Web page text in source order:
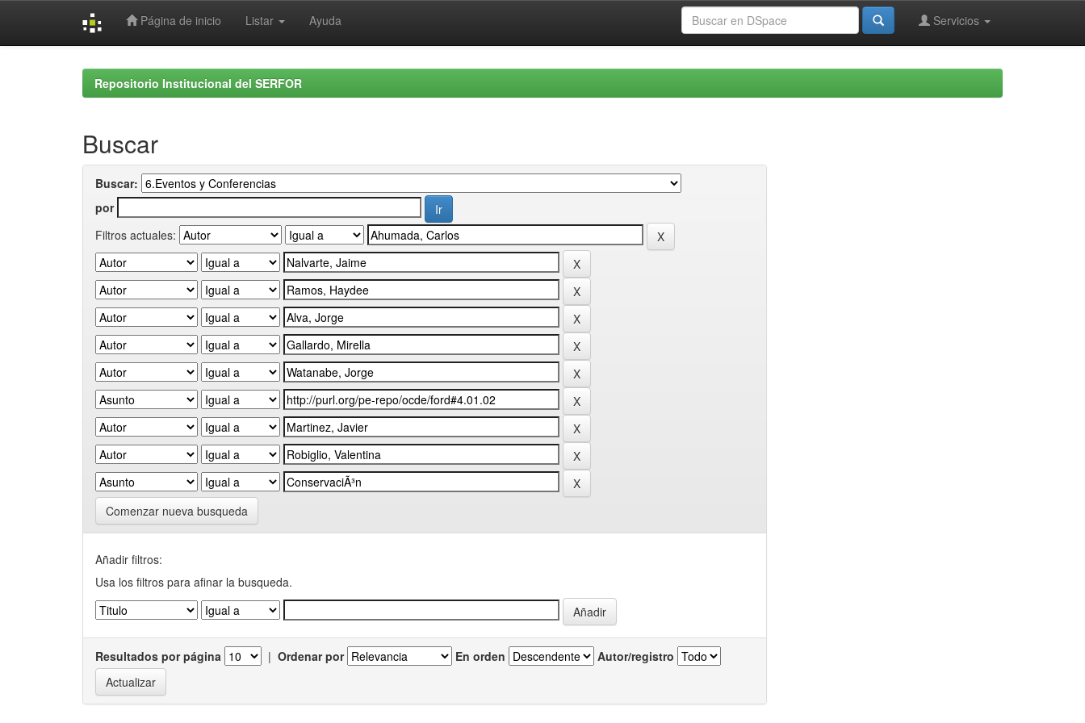
Página de inicio Listar Ayuda Servicios
Repositorio Institucional del SERFOR
Buscar
Buscar:
por
Filtros actuales:
Comenzar nueva busqueda
Añadir filtros:
Usa los filtros para afinar la busqueda.
Resultados por página | Ordenar por En orden Autor/registro